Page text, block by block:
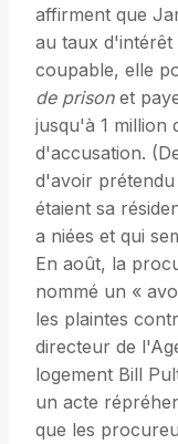
affirment que
au taux d'intérêt
coupable, elle
de prisonet
jusqu'à 1 million
d'accusation.
d'avoir prétendu
étaient sa
a niées et qui
En août, la
nommé un «
les plaintes
directeur de
logement Bill
un acte
que les